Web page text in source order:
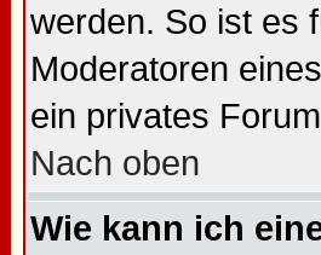
werden. So ist es
Moderatoren
ein privates
Nach oben
Wie kann ich